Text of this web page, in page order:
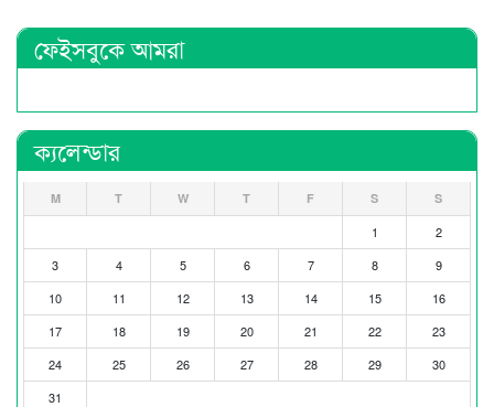
ফেইসবুকে আমরা
ক্যলেন্ডার
M T W T F S S
1
2
3
4 5 6 7 8
9
10
11 12 13 14 15
16
17
18 19 20 21 22
23
24
25 26 27 28 29
30
31